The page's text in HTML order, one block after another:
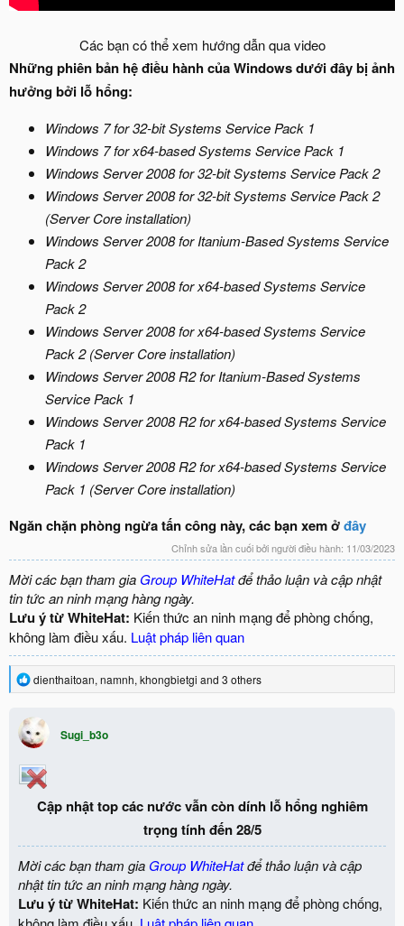
Các bạn có thể xem hướng dẫn qua video​
Những phiên bản hệ điều hành của Windows dưới đây bị ảnh
hưởng bởi lỗ hổng:
Windows 7 for 32-bit Systems Service Pack 1
Windows 7 for x64-based Systems Service Pack 1
Windows Server 2008 for 32-bit Systems Service Pack 2
Windows Server 2008 for 32-bit Systems Service Pack 2
(Server Core installation)
Windows Server 2008 for Itanium-Based Systems Service
Pack 2
Windows Server 2008 for x64-based Systems Service
Pack 2
Windows Server 2008 for x64-based Systems Service
Pack 2 (Server Core installation)
Windows Server 2008 R2 for Itanium-Based Systems
Service Pack 1
Windows Server 2008 R2 for x64-based Systems Service
Pack 1
Windows Server 2008 R2 for x64-based Systems Service
Pack 1 (Server Core installation)
Ngăn chặn phòng ngừa tấn công này, các bạn xem ởđây
Chỉnh sửa lần cuối bởi người điều hành: 11/03/2023
Mời các bạn tham gia Group WhiteHatđể thảo luận và cập nhật
tin tức an ninh mạng hàng ngày.
Lưu ý từ WhiteHat: Kiến thức an ninh mạng để phòng chống,
không làm điều xấu. Luật pháp liên quan
R
e
c
t
i
o
n
dienthaitoan,namnh,khongbietgi and 3 others
Sugi_b3o
Cập nhật top các nước vẫn còn dính lỗ hổng nghiêm
trọng tính đến 28/5
Mời các bạn tham gia Group WhiteHatđể thảo luận và cập
nhật tin tức an ninh mạng hàng ngày.
Lưu ý từ WhiteHat: Kiến thức an ninh mạng để phòng chống,